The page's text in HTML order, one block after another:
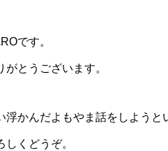
です。
とうございます。
かんだよもやま話をしよう
くどうぞ。